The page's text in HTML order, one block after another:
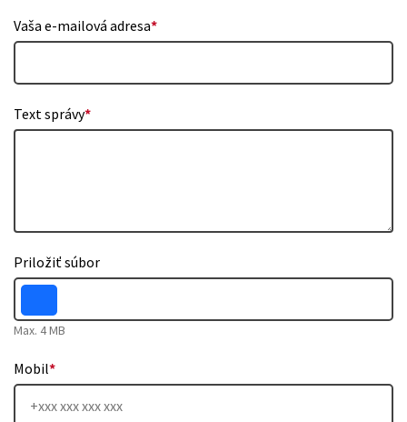
Vaša e-mailová adresa*
Text správy*
Priložiť súbor
Max. 4 MB
Mobil*